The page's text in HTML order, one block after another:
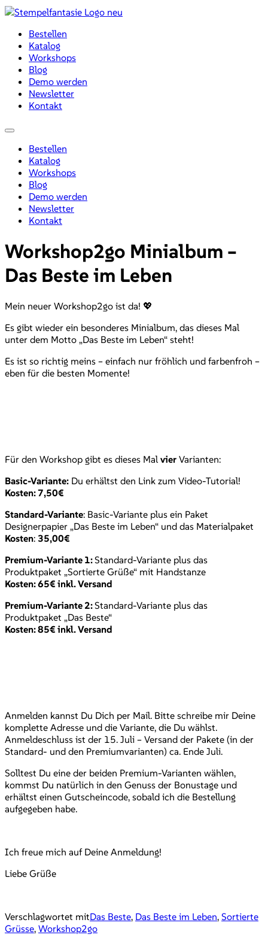
Zum
wechselnBestellen
Katalog
Workshops
Blog
Demo werden
Newsletter
Kontakt
Menü
Bestellen
Katalog
Workshops
Blog
Demo werden
Newsletter
Kontakt
Workshop2go Minialbum –
Das Beste im Leben
Mein neuer Workshop2go ist da! 💖
Es gibt wieder ein besonderes Minialbum, das dieses Mal
unter dem Motto „Das Beste im Leben“ steht!
Es ist so richtig meins – einfach nur fröhlich und farbenfroh –
eben für die besten Momente!
Für den Workshop gibt es dieses Mal vier Varianten:
Basic-Variante: Du erhältst den Link zum Video-Tutorial!
Kosten: 7,50€
Standard-Variante: Basic-Variante plus ein Paket
Designerpapier „Das Beste im Leben“ und das Materialpaket
Kosten: 35,00€
Premium-Variante 1:Standard-Variante plus das
Produktpaket „Sortierte Grüße“ mit Handstanze
Kosten: 65€ inkl. Versand
Premium-Variante 2:Standard-Variante plus das
Produktpaket „Das Beste“
Kosten: 85€ inkl. Versand
Anmelden kannst Du Dich per Mail. Bitte schreibe mir Deine
komplette Adresse und die Variante, die Du wählst.
Anmeldeschluss ist der 15. Juli – Versand der Pakete (in der
Standard- und den Premiumvarianten) ca. Ende Juli.
Solltest Du eine der beiden Premium-Varianten wählen,
kommst Du natürlich in den Genuss der Bonustage und
erhältst einen Gutscheincode, sobald ich die Bestellung
aufgegeben habe.
Ich freue mich auf Deine Anmeldung!
Liebe Grüße
Verschlagwortet mitDas Beste, Das Beste im Leben, Sortierte
Grüsse, Workshop2go